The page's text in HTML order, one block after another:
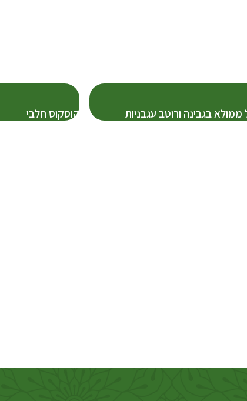
ממולא בגבינה ורוטב עגבניות קוסקוס חלבי